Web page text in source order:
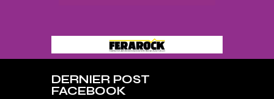
DERNIER POST
FACEBOOK